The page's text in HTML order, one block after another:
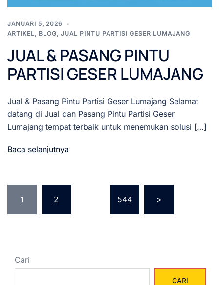
JANUARI 5, 2026
ARTIKEL, BLOG, JUAL PINTU PARTISI GESER LUMAJANG
JUAL & PASANG PINTU
PARTISI GESER LUMAJANG
Jual & Pasang Pintu Partisi Geser Lumajang Selamat
datang di Jual dan Pasang Pintu Partisi Geser
Lumajang tempat terbaik untuk menemukan solusi […]
Baca selanjutnya
pos
1 2 544 >
Cari
CARI